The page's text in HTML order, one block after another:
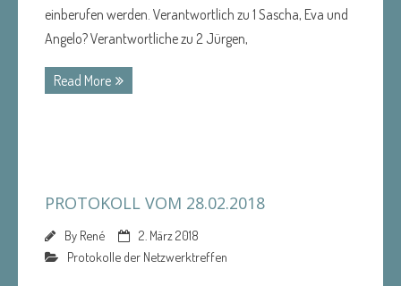
einberufen werden. Verantwortlich zu 1 Sascha, Eva und
Angelo? Verantwortliche zu 2 Jürgen,
Read More
PROTOKOLL VOM 28.02.2018
By René
2. März 2018
Protokolle der Netzwerktreffen